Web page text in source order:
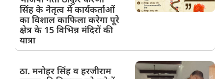
सिंह के नेतृत्व में कार्यकर्ताओं
का विशाल काफिला करेगा पूरे
क्षेत्र के 15 विभिन्न मंदिरों की
यात्रा
ठा. मनोहर सिंह व हरजीराम